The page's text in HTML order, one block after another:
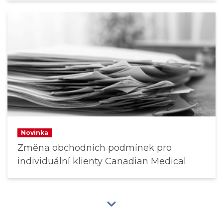
Novinka
Změna obchodních podmínek pro
individuální klienty Canadian Medical